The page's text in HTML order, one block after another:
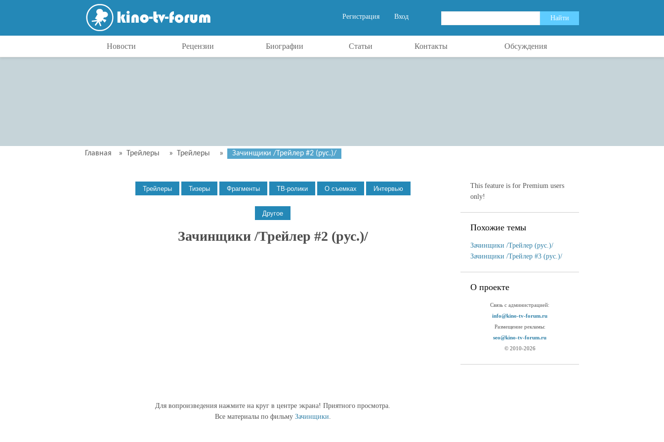
Вход
Регистрация
Новости Рецензии Биографии Статьи Контакты Обсуждения
Главная » Трейлеры » Трейлеры » Зачинщики /Трейлер #2 (рус.)/
Зачинщики /Трейлер #2 (рус.)/
Для вопроизведения нажмите на круг в центре экрана! Приятного просмотра.
Все материалы по фильму Зачинщики.
This feature is for Premium users
only!
Похожие темы
Зачинщики /Трейлер (рус.)/
Зачинщики /Трейлер #3 (рус.)/
О проекте
Связь с администрацией:
info@kino-tv-forum.ru
Размещение рекламы:
seo@kino-tv-forum.ru
© 2010-2026